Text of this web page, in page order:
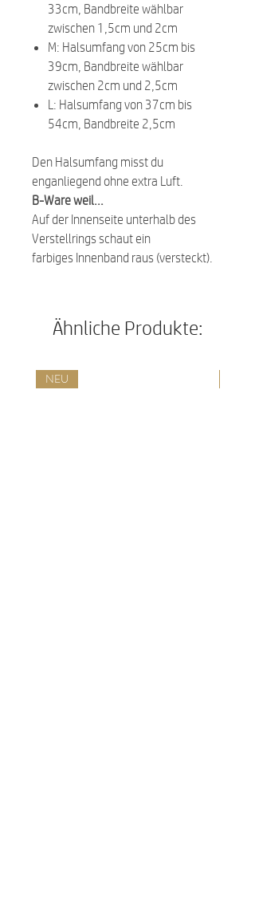
33cm, Bandbreite wählbar
zwischen 1,5cm und 2cm
M: Halsumfang von 25cm bis
39cm, Bandbreite wählbar
zwischen 2cm und 2,5cm
L: Halsumfang von 37cm bis
54cm, Bandbreite 2,5cm
Den Halsumfang misst du
enganliegend ohne extra Luft.
B-Ware weil...
Auf der Innenseite unterhalb des
Verstellrings schaut ein
farbiges Innenband raus (versteckt).
Ähnliche Produkte:
NEU